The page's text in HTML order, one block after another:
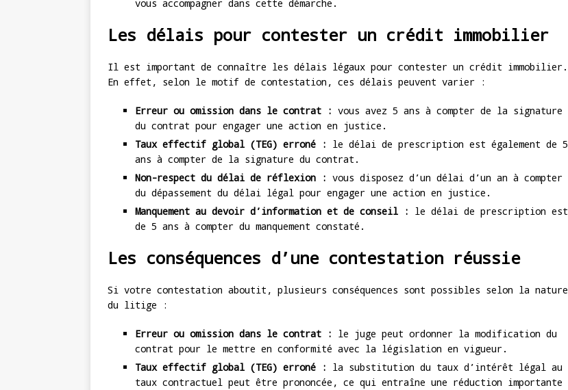
vous accompagner dans cette démarche.
Les délais pour contester un crédit immobilier
Il est important de connaître les délais légaux pour contester un crédit immobilier.
En effet, selon le motif de contestation, ces délais peuvent varier :
Erreur ou omission dans le contrat : vous avez 5 ans à compter de la signature
du contrat pour engager une action en justice.
Taux effectif global (TEG) erroné : le délai de prescription est également de 5
ans à compter de la signature du contrat.
Non-respect du délai de réflexion : vous disposez d’un délai d’un an à compter
du dépassement du délai légal pour engager une action en justice.
Manquement au devoir d’information et de conseil : le délai de prescription est
de 5 ans à compter du manquement constaté.
Les conséquences d’une contestation réussie
Si votre contestation aboutit, plusieurs conséquences sont possibles selon la nature
du litige :
Erreur ou omission dans le contrat : le juge peut ordonner la modification du
contrat pour le mettre en conformité avec la législation en vigueur.
Taux effectif global (TEG) erroné : la substitution du taux d’intérêt légal au
taux contractuel peut être prononcée, ce qui entraîne une réduction importante